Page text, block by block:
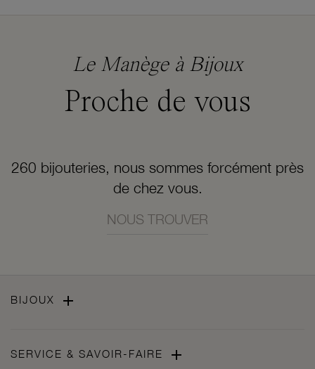
Le Manège à Bijoux
Proche de vous
260 bijouteries, nous sommes forcément près
de chez vous.
NOUS TROUVER
BIJOUX 
SERVICE & SAVOIR-FAIRE 